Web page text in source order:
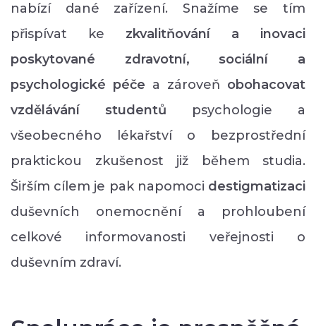
nabízí dané zařízení. Snažíme se tím
přispívat ke zkvalitňování a inovaci
poskytované zdravotní, sociální a
psychologické péče a zároveň obohacovat
vzdělávání studentů psychologie a
všeobecného lékařství o bezprostřední
praktickou zkušenost již během studia.
Širším cílem je pak napomoci destigmatizaci
duševních onemocnění a prohloubení
celkové informovanosti veřejnosti o
duševním zdraví.